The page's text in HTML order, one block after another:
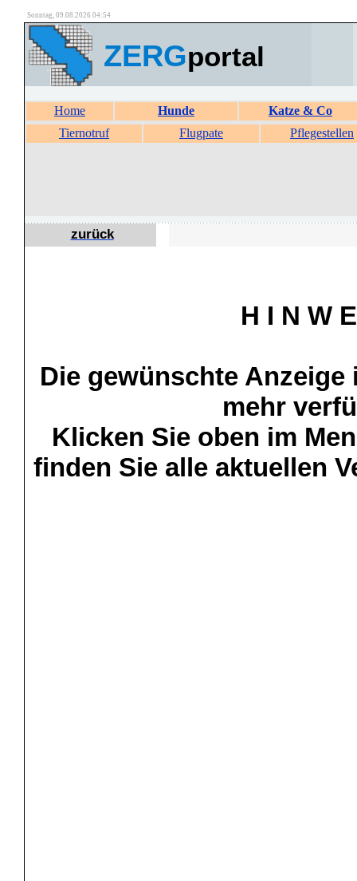
Sonntag, 09.08.2026 04:54
ZERGportal
Home Hunde
Katze & Co
Tiernotruf
Flugpate Pflegestellen
zurück
H I N W
Die gewünschte
mehr
Klicken Sie oben im
finden Sie alle aktuellen